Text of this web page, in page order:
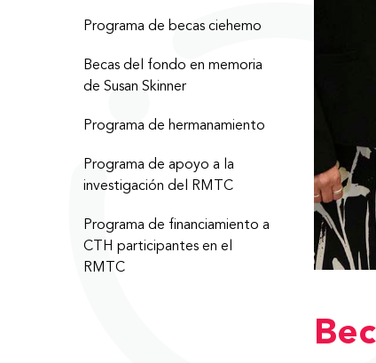
Programa de becas ciehemo
Becas del fondo en memoria
de Susan Skinner
Programa de hermanamiento
Programa de apoyo a la
investigación del RMTC
Programa de financiamiento a
CTH participantes en el
RMTC